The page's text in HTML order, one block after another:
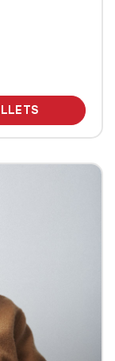
: LÉGENDES
DES